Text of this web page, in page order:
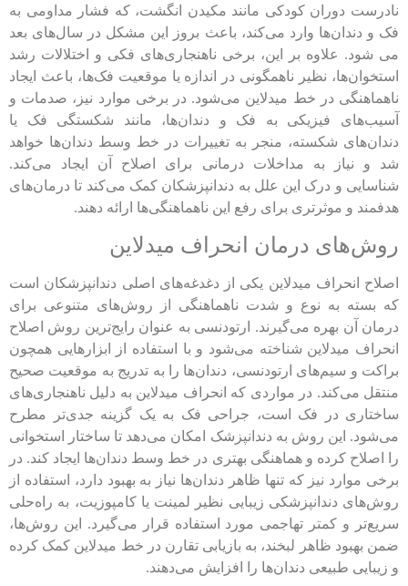
نادرست دوران کودکی مانند مکیدن انگشت، که فشار مداومی به
فک و دندان‌ها وارد می‌کند، باعث بروز این مشکل در سال‌های بعد
می شود. علاوه بر این، برخی ناهنجاری‌های فکی و اختلالات رشد
استخوان‌ها، نظیر ناهمگونی در اندازه یا موقعیت فک‌ها، باعث ایجاد
ناهماهنگی در خط میدلاین می‌شود. در برخی موارد نیز، صدمات و
آسیب‌های فیزیکی به فک و دندان‌ها، مانند شکستگی فک یا
دندان‌های شکسته، منجر به تغییرات در خط وسط دندان‌ها خواهد
شد و نیاز به مداخلات درمانی برای اصلاح آن ایجاد می‌کند.
شناسایی و درک این علل به دندانپزشکان کمک می‌کند تا درمان‌های
هدفمند و موثرتری برای رفع این ناهماهنگی‌ها ارائه دهند.
روش‌های درمان انحراف میدلاین
اصلاح انحراف میدلاین یکی از دغدغه‌های اصلی دندانپزشکان است
که بسته به نوع و شدت ناهماهنگی از روش‌های متنوعی برای
درمان آن بهره می‌گیرند. ارتودنسی به عنوان رایج‌ترین روش اصلاح
انحراف میدلاین شناخته می‌شود و با استفاده از ابزارهایی همچون
براکت و سیم‌های ارتودنسی، دندان‌ها را به تدریج به موقعیت صحیح
منتقل می‌کند. در مواردی که انحراف میدلاین به دلیل ناهنجاری‌های
ساختاری در فک است، جراحی فک به یک گزینه جدی‌تر مطرح
می‌شود. این روش به دندانپزشک امکان می‌دهد تا ساختار استخوانی
را اصلاح کرده و هماهنگی بهتری در خط وسط دندان‌ها ایجاد کند. در
برخی موارد نیز که تنها ظاهر دندان‌ها نیاز به بهبود دارد، استفاده از
روش‌های دندانپزشکی زیبایی نظیر لمینت یا کامپوزیت، به راه‌حلی
سریع‌تر و کمتر تهاجمی مورد استفاده قرار می‌گیرد. این روش‌ها،
ضمن بهبود ظاهر لبخند، به بازیابی تقارن در خط میدلاین کمک کرده
و زیبایی طبیعی دندان‌ها را افزایش می‌دهند.